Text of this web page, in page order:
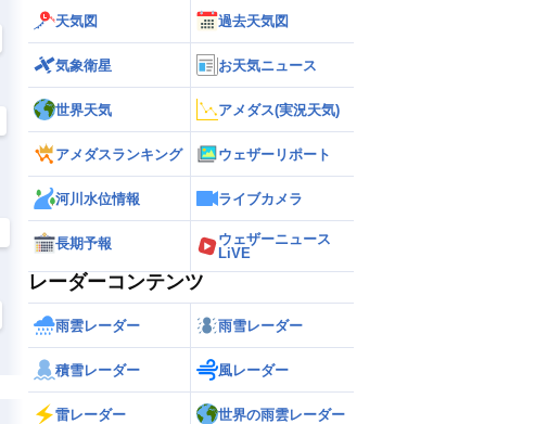
天気図 過去天気図
気象衛星 お天気ニュース
世界天気 アメダス(実況天気)
アメダスランキング ウェザーリポート
河川水位情報 ライブカメラ
長期予報
ウェザーニュース
LiVE
レーダーコンテンツ
雨雲レーダー 雨雪レーダー
積雪レーダー 風レーダー
雷レーダー 世界の雨雲レーダー